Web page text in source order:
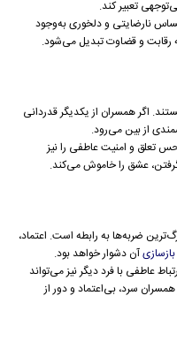
تعبیر کند.
نارضایتی و دلخوری به‌وجود
رقابت و قضاوت تبدیل می‌شود.
اگر همسران از یکدیگر قدردانی
از بین می‌رود.
تعلق و امنیت عاطفی را نیز
عشق را خاموش می‌کند.
ضربه‌ها به رابطه است. اعتماد،
بازسازیآن دشوار خواهد بود.
عاطفی با فرد دیگر نیز می‌تواند
همسران سرد، بی‌اعتماد و دور از